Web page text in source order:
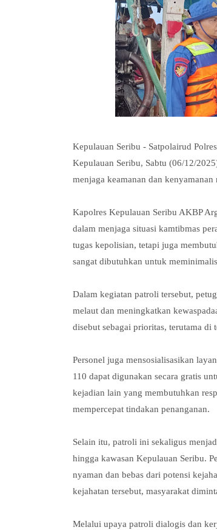
Kepulauan Seribu - Satpolairud
Kepulauan Seribu, Sabtu (06/12/
menjaga keamanan dan
Kapolres Kepulauan Seribu AKBP
dalam menjaga situasi kamtibmas
tugas kepolisian, tetapi juga
sangat dibutuhkan untuk
Dalam kegiatan patroli tersebut,
melaut dan meningkatkan
disebut sebagai prioritas, terutama di
Personel juga mensosialisasikan
110 dapat digunakan secara gratis
kejadian lain yang membutuhkan
mempercepat tindakan penanganan.
Selain itu, patroli ini sekaligus
hingga kawasan Kepulauan Seribu.
nyaman dan bebas dari potensi
kejahatan tersebut, masyarakat
Melalui upaya patroli dialogis dan